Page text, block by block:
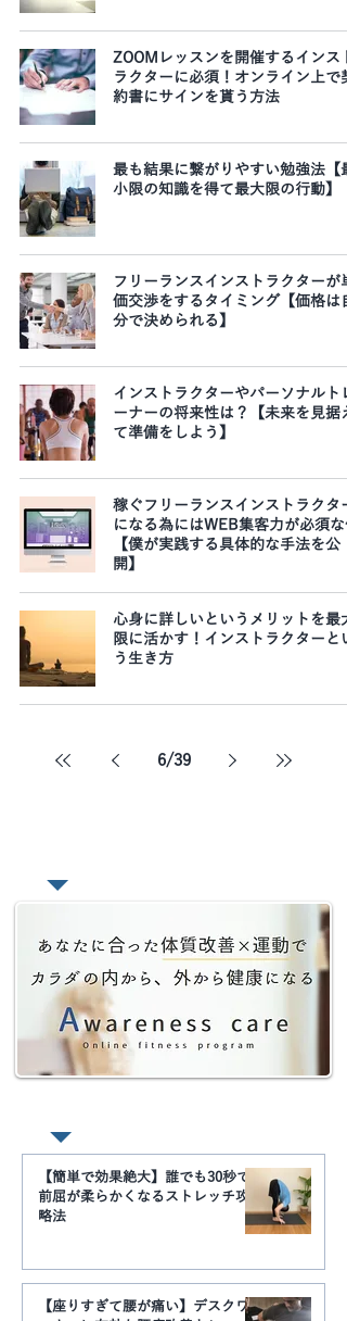
ZOOMレッスンを開催するインスト
ラクターに必須！オンライン上で契
約書にサインを貰う方法
最も結果に繋がりやすい勉強法【最
小限の知識を得て最大限の行動】
フリーランスインストラクターが単
価交渉をするタイミング【価格は自
分で決められる】
インストラクターやパーソナルトレ
ーナーの将来性は？【未来を見据え
て準備をしよう】
稼ぐフリーランスインストラクター
になる為にはWEB集客力が必須な
【僕が実践する具体的な手法を公
開】
心身に詳しいというメリットを最大
限に活かす！インストラクターとい
う生き方
6/39
【簡単で効果絶大】誰でも30秒で
前屈が柔らかくなるストレッチ攻
略法
【座りすぎて腰が痛い】デスクワ